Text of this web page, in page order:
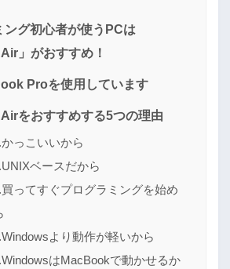
ング初心者が使うPCは
」がおすすめ！
Proを使用しています
をおすすめする5つの理由
っこいいから
ベースだから
ってすぐプログラミングを始め
より動作が軽いから
はMacBookで動かせるか